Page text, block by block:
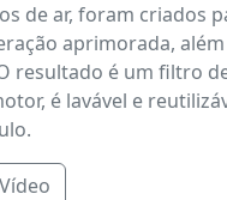
de ar, foram criados
aprimorada,
resultado é um filtro
é lavável e